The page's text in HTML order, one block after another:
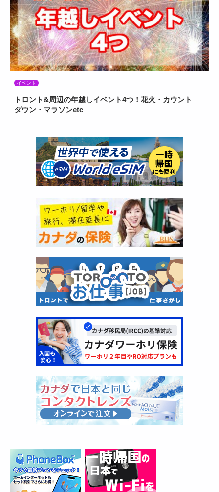
イベント
トロント&周辺の年越しイベント4つ！花火・カウント
ダウン・マラソンetc